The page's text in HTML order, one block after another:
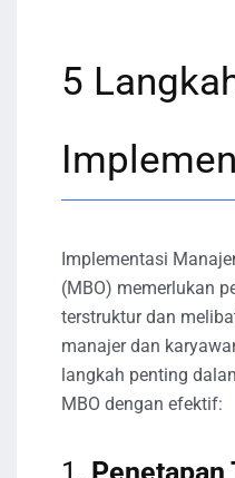
5
Implementasi
(MBO) memerlukan
terstruktur dan
manajer dan
langkah penting
MBO dengan efektif: